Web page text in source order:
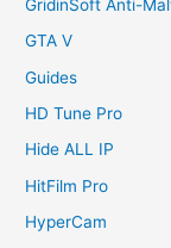
GridinSoft Anti-
GTA V
Guides
HD Tune Pro
Hide ALL IP
HitFilm Pro
HyperCam